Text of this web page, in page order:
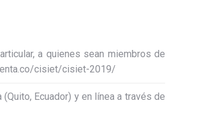
a quienes sean miembros de
cisiet/cisiet-2019/
Ecuador) y en línea a través de